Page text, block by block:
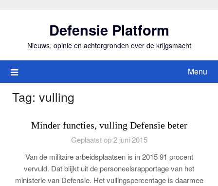
Defensie Platform
Nieuws, opinie en achtergronden over de krijgsmacht
Menu
Tag: vulling
Minder functies, vulling Defensie beter
Geplaatst op 2 juni 2015
Van de militaire arbeidsplaatsen is in 2015 91 procent
vervuld. Dat blijkt uit de personeelsrapportage van het
ministerie van Defensie. Het vullingspercentage is daarmee